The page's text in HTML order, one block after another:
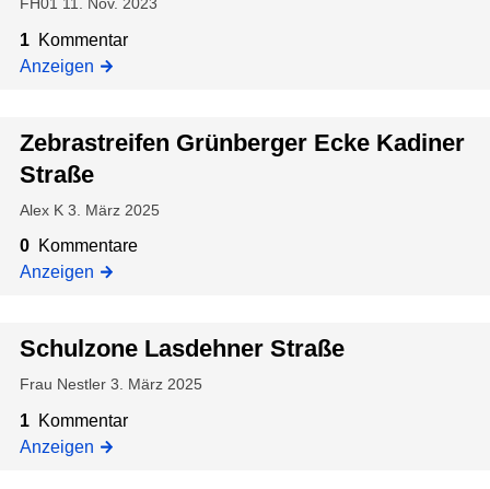
Kommentar
1
Anzeigen
Zebrastreifen Grünberger Ecke Kadiner
Straße
Alex K 3. März 2025
Kommentare
0
Anzeigen
S
t
e
Schulzone Lasdehner Straße
Frau Nestler 3. März 2025
Kommentar
1
Anzeigen
r
S
.